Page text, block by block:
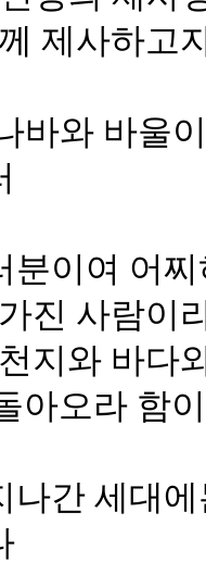
제사하고
바와 바울
분이여 어
진 사람이
지와 바다
아오라 함
나간 세대